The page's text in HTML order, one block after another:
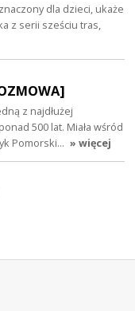
dla dzieci, ukaże
z serii sześciu tras,
z najdłużej
500 lat. Miała wśród
Pomorski… » więcej